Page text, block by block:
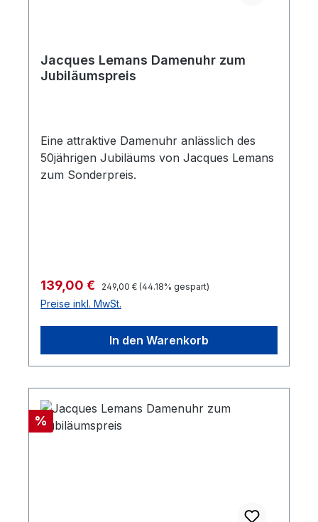
Jacques Lemans Damenuhr zum
Jubiläumspreis
Eine attraktive Damenuhr anlässlich des
50jährigen Jubiläums von Jacques Lemans
zum Sonderpreis.
Verkaufspreis:
139,00 € Regulärer Preis:
249,00 € (44.18% gespart)
Preise inkl. MwSt.
In den Warenkorb
Rabatt
%